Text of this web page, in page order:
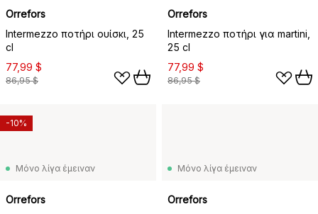
Orrefors
Intermezzo ποτήρι ουίσκι, 25
cl
77,99 $
86,95 $
Orrefors
Intermezzo ποτήρι για martini,
25 cl
77,99 $
86,95 $
Μόνο λίγα έμειναν
Orrefors
-10%
Μόνο λίγα έμειναν
Orrefors